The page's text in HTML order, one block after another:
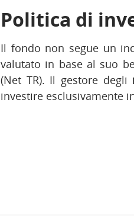
Politica di
Il fondo non segue un
valutato in base al suo
(Net TR). Il gestore
investire esclusivamente